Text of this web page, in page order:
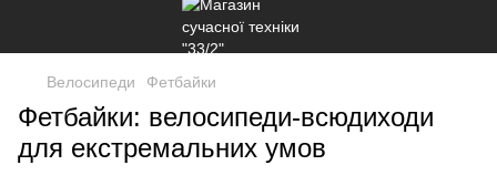
Велосипеди Фетбайки
Фетбайки: велосипеди-всюдиходи
для екстремальних умов